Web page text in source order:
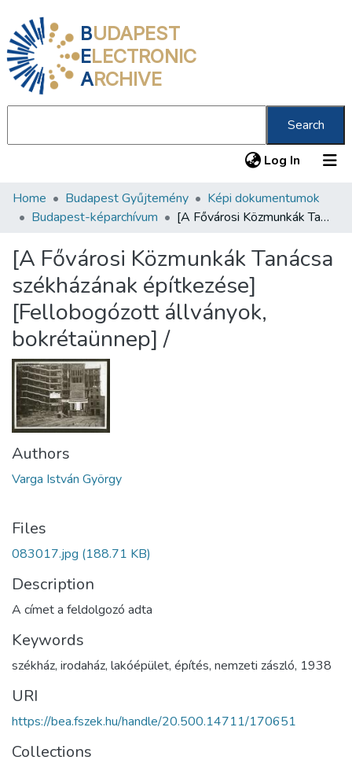
BUDAPEST
ELECTRONIC
ARCHIVE
Search
Log In (current)
Communities & Collections
Statistics
About us
Home Budapest Gyűjtemény
Képi dokumentumok
Budapest-képarchívum
[A Fővárosi Közmunkák Tanácsa székházának építkezése] [Fellobogózott állványok, bokrétaünnep] /
[A Fővárosi Közmunkák Tanácsa
székházának építkezése]
[Fellobogózott állványok,
bokrétaünnep] /
Authors
Varga István György
Files
083017.jpg (188.71 KB)
Description
A címet a feldolgozó adta
Keywords
székház, irodaház, lakóépület, építés, nemzeti zászló, 1938
URI
https://bea.fszek.hu/handle/20.500.14711/170651
Collections